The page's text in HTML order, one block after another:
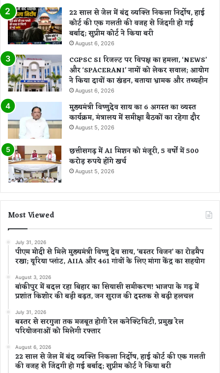
22 साल से जेल में बंद व्यक्ति निकला निर्दोष, हाई
कोर्ट की एक गलती की वजह से जिंदगी हो गई
बर्बाद; सुप्रीम कोर्ट ने किया बरी
August 6, 2026
CGPSC SI रिजल्ट पर विपक्ष का हमला, ‘NEWS’
और ‘SPACERANI’ नामों को लेकर सवाल; आयोग
ने किया दावों का खंडन, बताया भ्रामक और तथ्यहीन
August 6, 2026
मुख्यमंत्री विष्णुदेव साय का 6 अगस्त का व्यस्त
कार्यक्रम, मंत्रालय में समीक्षा बैठकों का रहेगा दौर
August 5, 2026
छत्तीसगढ़ में AI मिशन को मंजूरी, 5 वर्षों में 500
करोड़ रुपये होंगे खर्च
August 5, 2026
Most Viewed
July 31, 2026
पीएम मोदी से मिले मुख्यमंत्री विष्णु देव साय, ‘बस्तर विजन’ का रोडमैप
रखा; यूरिया प्लांट, AIIA और 461 गांवों के लिए मांगा केंद्र का सहयोग
August 3, 2026
बांकीपुर में बदल रहा बिहार का सियासी समीकरण! भाजपा के गढ़ में
प्रशांत किशोर की बड़ी बढ़त, जन सुराज की दस्तक से बढ़ी हलचल
July 31, 2026
बस्तर से सरगुजा तक मजबूत होगी रेल कनेक्टिविटी, प्रमुख रेल
परियोजनाओं को मिलेगी रफ्तार
August 6, 2026
22 साल से जेल में बंद व्यक्ति निकला निर्दोष, हाई कोर्ट की एक गलती
की वजह से जिंदगी हो गई बर्बाद; सुप्रीम कोर्ट ने किया बरी